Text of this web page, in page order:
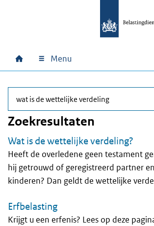
Hoofdnavigatie
Home Menu
Zoekresultaten
Wat is de wettelijke verdeling?
Heeft de overledene geen testament
hij getrouwd of geregistreerd partner
kinderen? Dan geldt de wettelijke
Erfbelasting
Krijgt u een erfenis? Lees op deze